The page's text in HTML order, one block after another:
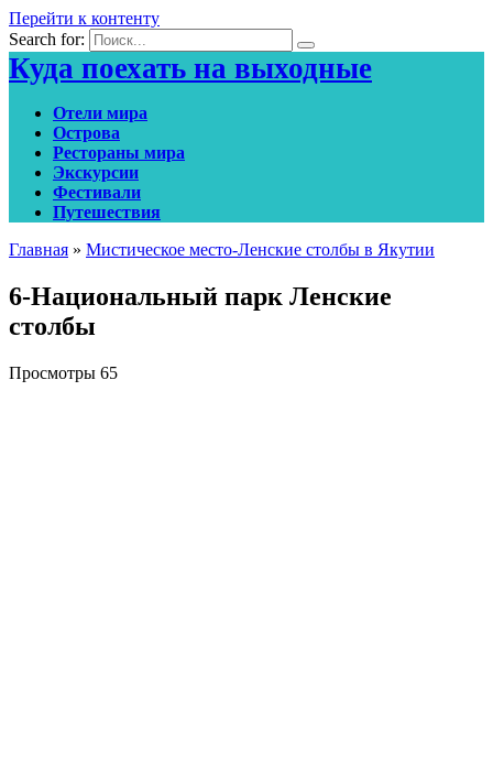
Перейти к контенту
Search for:
Куда поехать на выходные
Отели мира
Острова
Рестораны мира
Экскурсии
Фестивали
Путешествия
Главная » Мистическое место-Ленские столбы в Якутии
6-Национальный парк Ленские
столбы
Просмотры 65